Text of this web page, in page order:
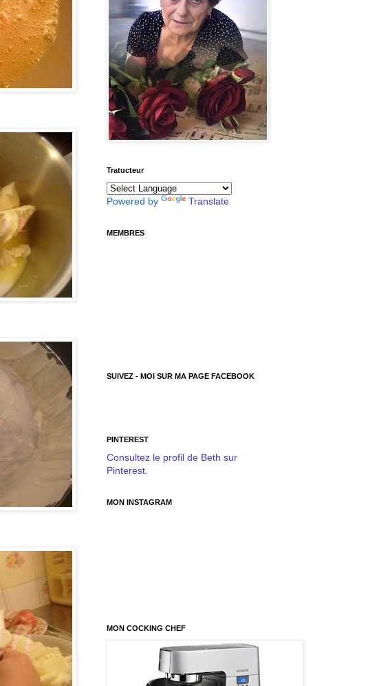
Tratucteur
Powered by Translate
MEMBRES
SUIVEZ - MOI SUR MA PAGE FACEBOOK
PINTEREST
Consultez le profil de Beth sur
Pinterest.
MON INSTAGRAM
MON COCKING CHEF